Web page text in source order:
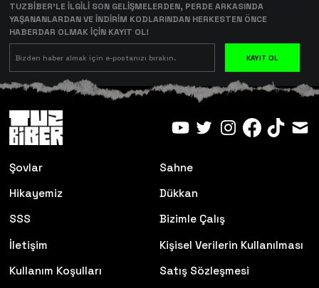
TUZBİBER’LE İLGİLİ SON GELİŞMELERDEN, PERDE ARKASINDA
YAŞANANLARDAN VE İNDİRİM KODLARINDAN HERKESTEN ÖNCE
HABERDAR OLMAK İÇİN KAYIT OL!
KAYIT OL
Şovlar
Sahne
Hikayemiz
Dükkan
SSS
Bizimle Çalış
İletişim
Kişisel Verilerin Kullanılması
Kullanım Koşulları
Satış Sözleşmesi